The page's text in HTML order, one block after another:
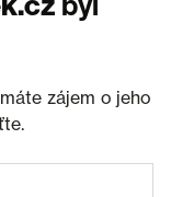
zájem o jeho